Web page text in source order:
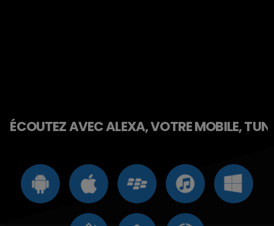
ÉCOUTEZ AVEC ALEXA, VOTRE MOBILE,